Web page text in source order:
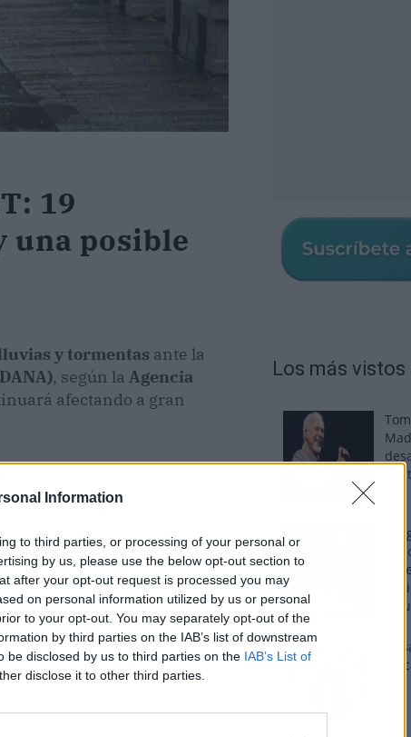
Information
to third parties, or processing of your personal or
by us, please use the below opt-out section to
after your opt-out request is processed you may
on personal information utilized by us or personal
to your opt-out. You may separately opt-out of the
by third parties on the IAB’s list of downstream
be disclosed by us to third parties on the IAB’s List of
disclose it to other third parties.
19
una posible
y tormentas ante la
, según la Agencia
afectando a gran
Ibérica podría dar lugar a la
acarrearfuertes
Los más vistos
La
de